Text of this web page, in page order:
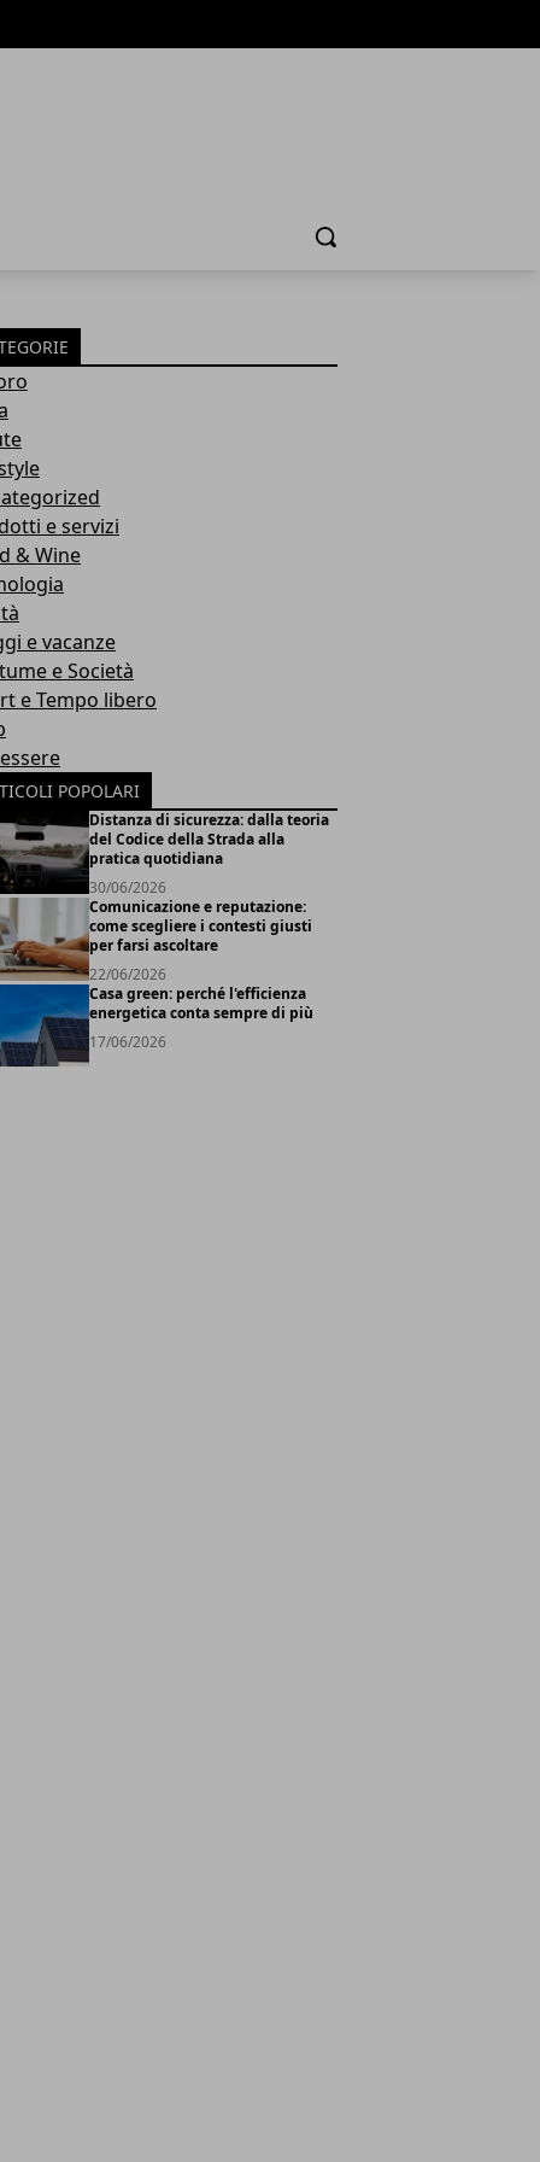
Cerca
e servizi
& Wine
e vacanze
e Società
e Tempo libero
POPOLARI
Distanza di sicurezza: dalla teoria
del Codice della Strada alla
pratica quotidiana
30/06/2026
Comunicazione e reputazione:
come scegliere i contesti giusti
per farsi ascoltare
22/06/2026
Casa green: perché l'efficienza
energetica conta sempre di più
17/06/2026